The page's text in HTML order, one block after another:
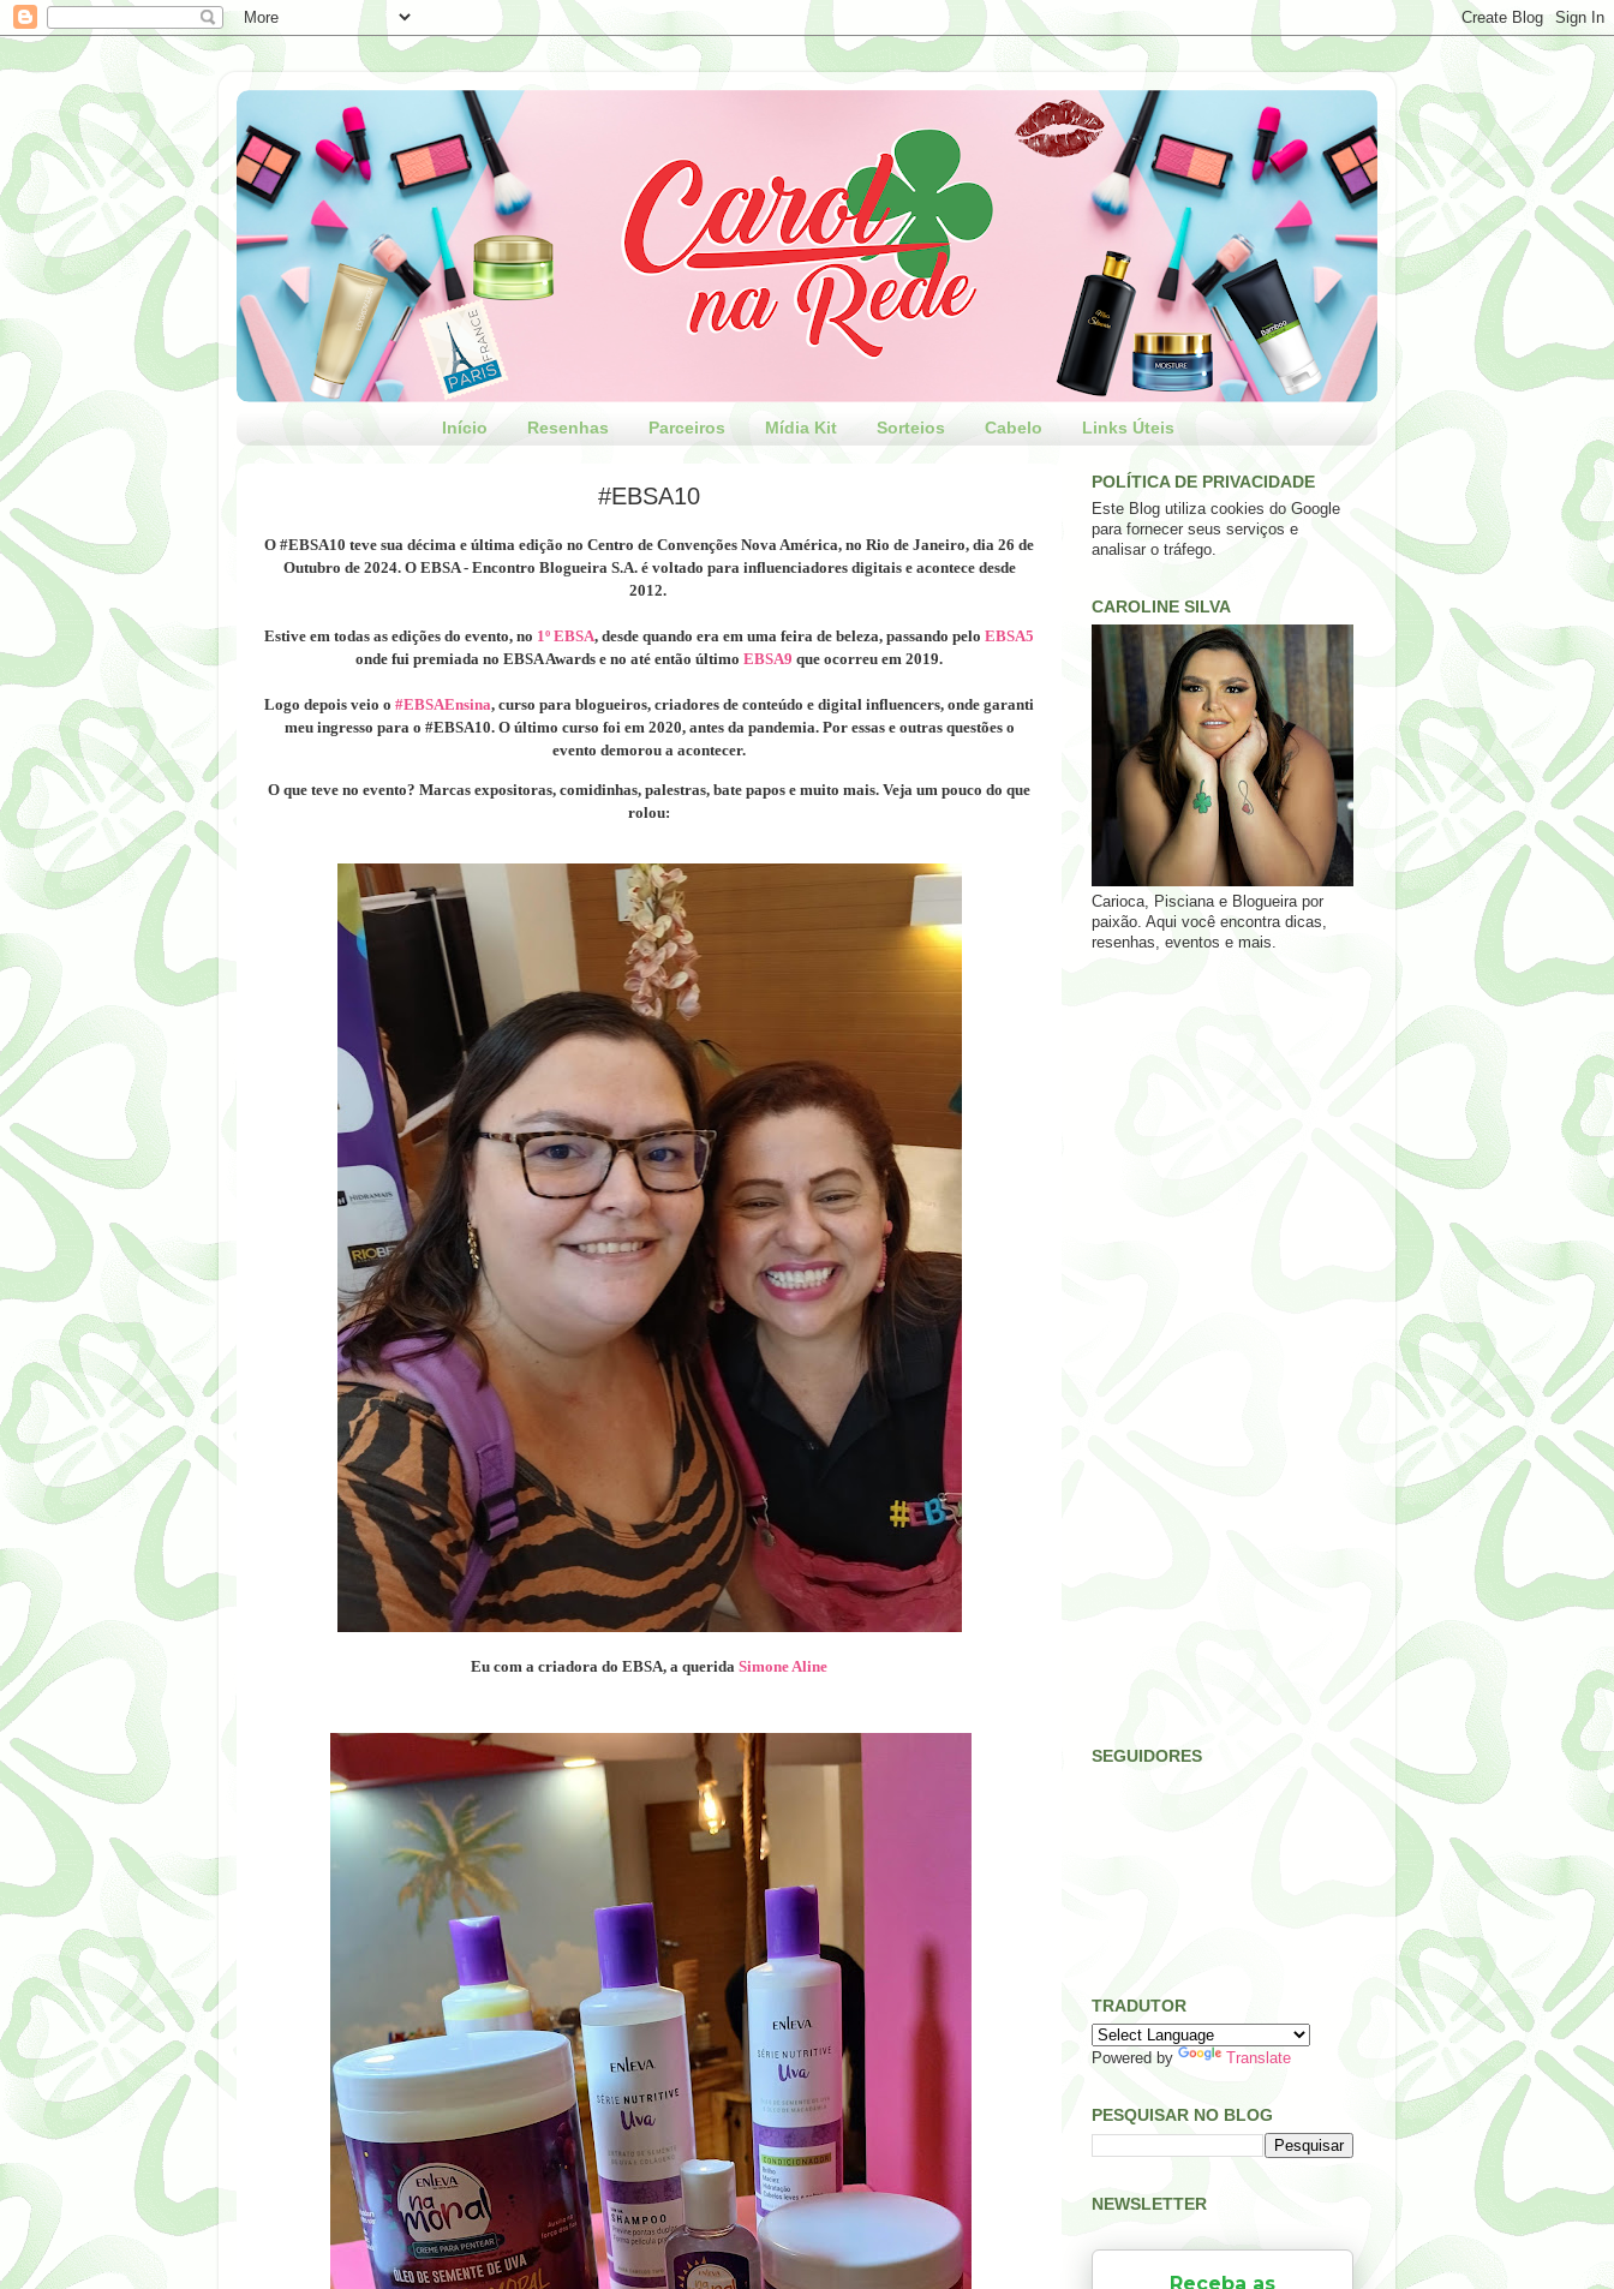
Início Resenhas Parceiros Mídia Kit Sorteios Cabelo Links Úteis
#EBSA10
O #EBSA10 teve sua décima e última edição no Centro de Convenções Nova América, no Rio de Janeiro, dia 26 de
Outubro de 2024. O EBSA - Encontro Blogueira S.A. é voltado para influenciadores digitais e acontece desde
2012.
Estive em todas as edições do evento, no 1º EBSA, desde quando era em uma feira de beleza, passando pelo EBSA5
onde fui premiada no EBSA Awards e no até então último EBSA9 que ocorreu em 2019.
Logo depois veio o #EBSAEnsina, curso para blogueiros, criadores de conteúdo e digital influencers, onde garanti
meu ingresso para o #EBSA10. O último curso foi em 2020, antes da pandemia. Por essas e outras questões o
evento demorou a acontecer.
O que teve no evento? Marcas expositoras, comidinhas, palestras, bate papos e muito mais. Veja um pouco do que
rolou:
Eu com a criadora do EBSA, a querida Simone Aline
POLÍTICA DE PRIVACIDADE
Este Blog utiliza cookies do Google
para fornecer seus serviços e
analisar o tráfego.
CAROLINE SILVA
Carioca, Pisciana e Blogueira por
paixão. Aqui você encontra dicas,
resenhas, eventos e mais.
SEGUIDORES
TRADUTOR
Powered by Translate
PESQUISAR NO BLOG
NEWSLETTER
Receba as